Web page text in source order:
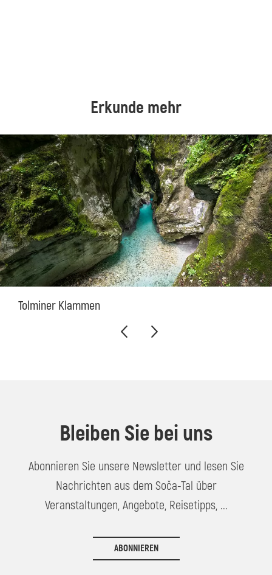
Erkunde mehr
Tolminer Klammen
Bleiben Sie bei uns
Abonnieren Sie unsere Newsletter und lesen Sie
Nachrichten aus dem Soča-Tal über
Veranstaltungen, Angebote, Reisetipps, ...
ABONNIEREN